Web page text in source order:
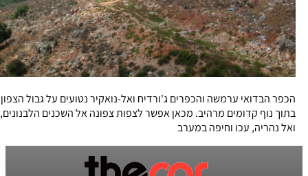
הכפר הבדואי ערמשה והכפרים ג'ורדיח ואל-נואקיר נטועים על גבול הצפון
בתוך נוף קדומים מרהיב. מכאן אפשר לצפות צפונה אל השכנים הלבנונים,
ואל נהריה, עכו וחיפה במערב